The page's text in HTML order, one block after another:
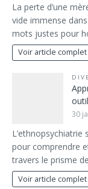
La perte d’une
vide immense
mots justes pour
Voir article complet
30
pour comprendre
travers le prisme
Voir article complet